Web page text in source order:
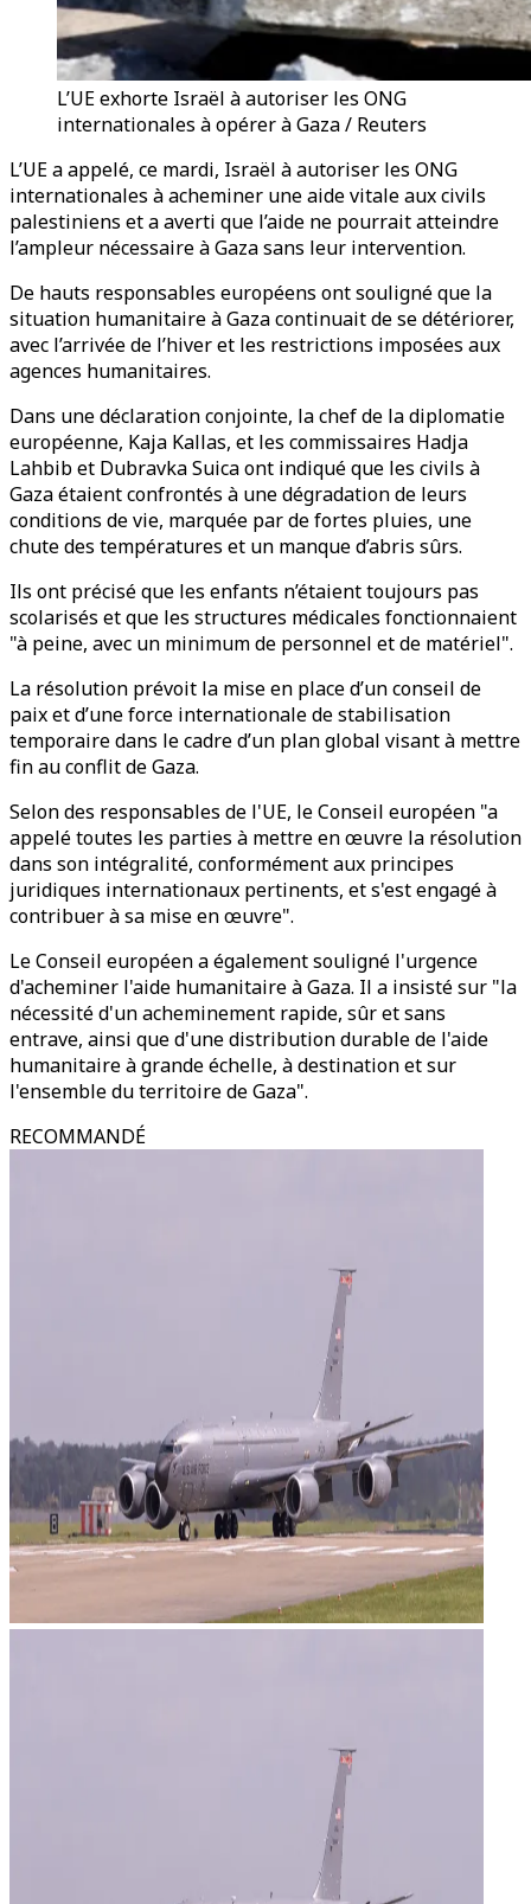
L’UE exhorte Israël à autoriser les ONG
internationales à opérer à Gaza / Reuters
L’UE a appelé, ce mardi, Israël à autoriser les ONG
internationales à acheminer une aide vitale aux civils
palestiniens et a averti que l’aide ne pourrait atteindre
l’ampleur nécessaire à Gaza sans leur intervention.
De hauts responsables européens ont souligné que la
situation humanitaire à Gaza continuait de se détériorer,
avec l’arrivée de l’hiver et les restrictions imposées aux
agences humanitaires.
Dans une déclaration conjointe, la chef de la diplomatie
européenne, Kaja Kallas, et les commissaires Hadja
Lahbib et Dubravka Suica ont indiqué que les civils à
Gaza étaient confrontés à une dégradation de leurs
conditions de vie, marquée par de fortes pluies, une
chute des températures et un manque d’abris sûrs.
Ils ont précisé que les enfants n’étaient toujours pas
scolarisés et que les structures médicales fonctionnaient
"à peine, avec un minimum de personnel et de matériel".
La résolution prévoit la mise en place d’un conseil de
paix et d’une force internationale de stabilisation
temporaire dans le cadre d’un plan global visant à mettre
fin au conflit de Gaza.
Selon des responsables de l'UE, le Conseil européen "a
appelé toutes les parties à mettre en œuvre la résolution
dans son intégralité, conformément aux principes
juridiques internationaux pertinents, et s'est engagé à
contribuer à sa mise en œuvre".
Le Conseil européen a également souligné l'urgence
d'acheminer l'aide humanitaire à Gaza. Il a insisté sur "la
nécessité d'un acheminement rapide, sûr et sans
entrave, ainsi que d'une distribution durable de l'aide
humanitaire à grande échelle, à destination et sur
l'ensemble du territoire de Gaza".
RECOMMANDÉ